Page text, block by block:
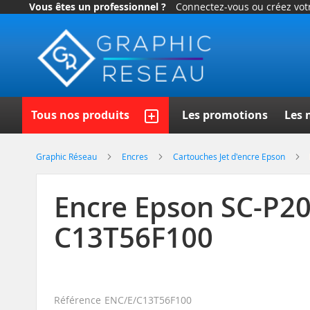
Vous êtes un professionnel ? Connectez-vous ou créez
Allez
contenu
Tous nos produits Les promotions Les
Graphic Réseau Encres Cartouches Jet d'encre Epson
Encre Epson SC-
C13T56F100
Référence ENC/E/C13T56F100